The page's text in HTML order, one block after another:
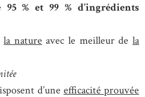
95 % et 99 % d’ingrédients
la nature avec le meilleur dela
d’une efficacité prouvée